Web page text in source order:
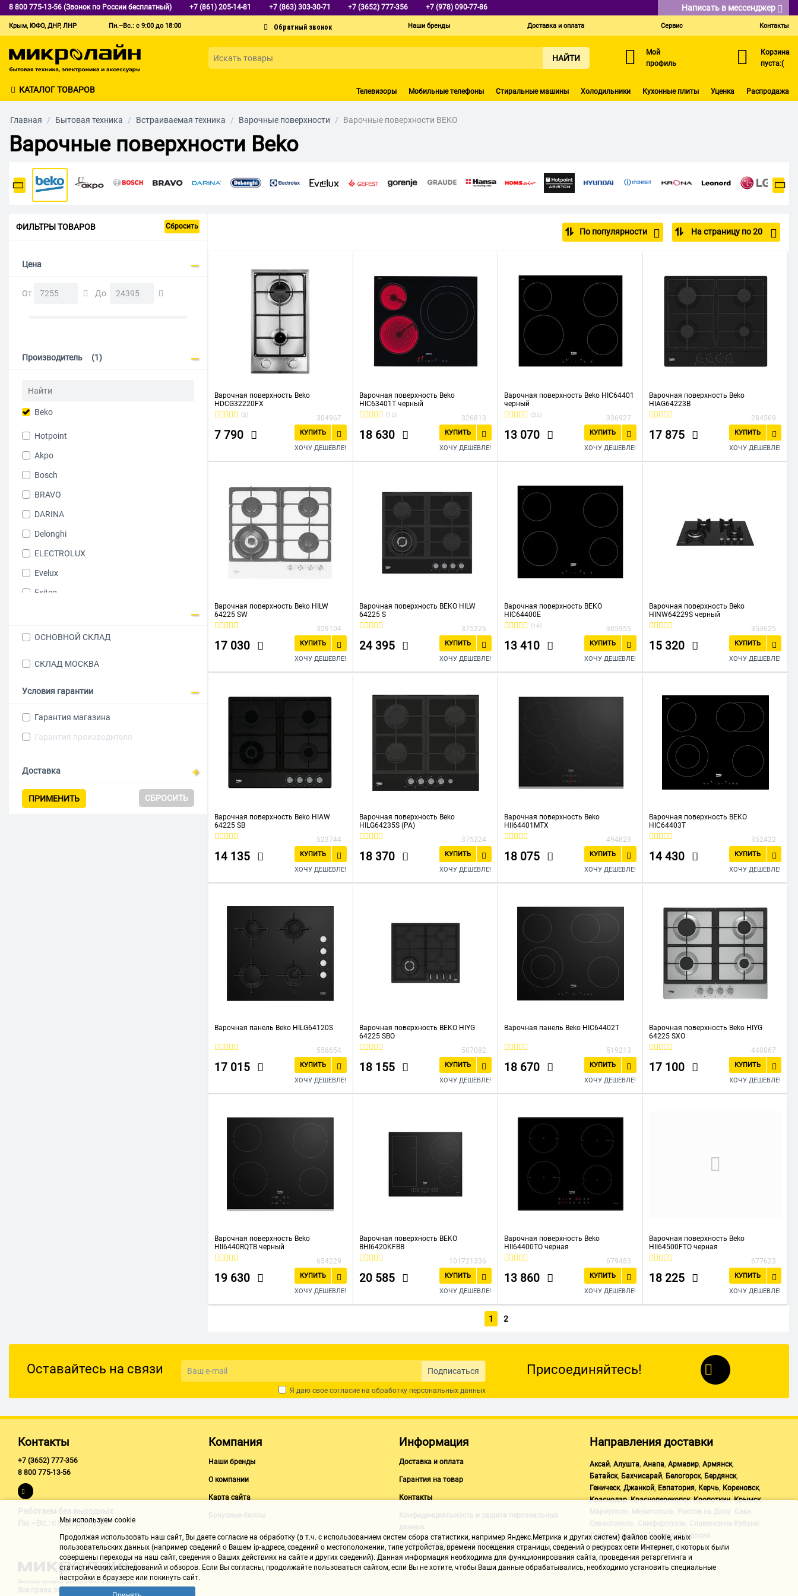
8 800 775-13-56 (Звонок по России бесплатный) +7 (861) 205-14-81 +7 (863) 303-30-71 +7 (3652) 777-356 +7 (978) 090-77-86 Написать в мессенджер
Крым, ЮФО, ДНР, ЛНР Пн.–Вс.: с 9:00 до 18:00 Наши бренды Доставка и оплата Сервис Контакты
НАЙТИ
Мой
профиль
Корзина
пуста:(
КАТАЛОГ ТОВАРОВ Телевизоры Мобильные телефоны Стиральные машины Холодильники Кухонные плиты Уценка Распродажа
Главная / Бытовая техника / Встраиваемая техника / Варочные поверхности / Варочные поверхности BEKO
Варочные поверхности Beko
ФИЛЬТРЫ ТОВАРОВ Сбросить
Цена
От До
Производитель (1)
Beko
Hotpoint
Akpo
Bosch
BRAVO
DARINA
Delonghi
ELECTROLUX
Evelux
Exiteq
GRUNDIG
Hansa
INDESIT
Kaiser
Konigin
ОСНОВНОЙ СКЛАД
СКЛАД МОСКВА
Условия гарантии
Гарантия магазина
Гарантия производителя
Доставка
ПРИМЕНИТЬ СБРОСИТЬ
По популярности На страницу по 20
Варочная поверхность Beko
HDCG32220FX
(3) 304967
7 790
КУПИТЬ
ХОЧУ ДЕШЕВЛЕ!
Варочная поверхность Beko
HIC63401T черный
(15) 326813
18 630
КУПИТЬ
ХОЧУ ДЕШЕВЛЕ!
Варочная поверхность Beko HIC64401
черный
(35) 336927
13 070
КУПИТЬ
ХОЧУ ДЕШЕВЛЕ!
Варочная поверхность Beko
HIAG64223B
284569
17 875
КУПИТЬ
ХОЧУ ДЕШЕВЛЕ!
Варочная поверхность Beko HILW
64225 SW
329104
17 030
КУПИТЬ
ХОЧУ ДЕШЕВЛЕ!
Варочная поверхность BEKO HILW
64225 S
375226
24 395
КУПИТЬ
ХОЧУ ДЕШЕВЛЕ!
Варочная поверхность BEKO
HIC64400E
(14) 305955
13 410
КУПИТЬ
ХОЧУ ДЕШЕВЛЕ!
Варочная поверхность Beko
HINW64229S черный
353625
15 320
КУПИТЬ
ХОЧУ ДЕШЕВЛЕ!
Варочная поверхность Beko HIAW
64225 SB
523744
14 135
КУПИТЬ
ХОЧУ ДЕШЕВЛЕ!
Варочная поверхность Beko
HILG64235S (РА)
375224
18 370
КУПИТЬ
ХОЧУ ДЕШЕВЛЕ!
Варочная поверхность Beko
HII64401MTX
494823
18 075
КУПИТЬ
ХОЧУ ДЕШЕВЛЕ!
Варочная поверхность BEKO
HIC64403T
352422
14 430
КУПИТЬ
ХОЧУ ДЕШЕВЛЕ!
Варочная панель Beko HILG64120S
558654
17 015
КУПИТЬ
ХОЧУ ДЕШЕВЛЕ!
Варочная поверхность BEKO HIYG
64225 SBO
507082
18 155
КУПИТЬ
ХОЧУ ДЕШЕВЛЕ!
Варочная панель Beko HIC64402T
519213
18 670
КУПИТЬ
ХОЧУ ДЕШЕВЛЕ!
Варочная поверхность Beko HIYG
64225 SXO
440067
17 100
КУПИТЬ
ХОЧУ ДЕШЕВЛЕ!
Варочная поверхность Beko
HII6440RQTB черный
654229
19 630
КУПИТЬ
ХОЧУ ДЕШЕВЛЕ!
Варочная поверхность BEKO
BHI6420KFBB
101721336
20 585
КУПИТЬ
ХОЧУ ДЕШЕВЛЕ!
Варочная поверхность Beko
HII64400TO черная
679483
13 860
КУПИТЬ
ХОЧУ ДЕШЕВЛЕ!
Варочная поверхность Beko
HII64500FTO черная
677623
18 225
КУПИТЬ
ХОЧУ ДЕШЕВЛЕ!
1 2
Оставайтесь на связи Подписаться
Я даю свое согласие на обработку персональных данных
Присоединяйтесь!
Контакты
+7 (3652) 777-356
8 800 775-13-56
Работаем без выходных
Пн.–Вс.: с 9:00 до 18:00
Компания
Наши бренды
О компании
Карта сайта
Бонусные баллы
Информация
Доставка и оплата
Гарантия на товар
Контакты
Конфиденциальность и защита персональных
данных
Пользовательское соглашение
Направления доставки
Аксай, Алушта, Анапа, Армавир, Армянск,
Батайск, Бахчисарай, Белогорск, Бердянск,
Геническ, Джанкой, Евпатория, Керчь, Кореновск,
Краснодар,Красноперекопск,Кропоткин,Крымск,
Мариуполь Мелитополь Ростов на Дону Саки
Севастополь Симферополь Славянск-на-Кубани
Судак,Таганрог,Темрюк,Феодосия
Черноморское ,Щелкино,Ялта
Все права защищены "Микролайн"
Мы используем cookie
Продолжая использовать наш cайт, Вы даете согласие на обработку (в т.ч. с использованием систем сбора статистики, например Яндекс.Метрика и других систем) файлов cookie, иных
пользовательских данных (например сведений о Вашем ip-адресе, сведений о местоположении, типе устройства, времени посещения страницы, сведений о ресурсах сети Интернет, с которых были
совершены переходы на наш сайт, сведения о Ваших действиях на сайте и других сведений). Данная информация необходима для функционирования сайта, проведения ретаргетинга и
статистических исследований и обзоров. Если Вы согласны, продолжайте пользоваться сайтом, если Вы не хотите, чтобы Ваши данные обрабатывались, необходимо установить специальные
настройки в браузере или покинуть сайт.